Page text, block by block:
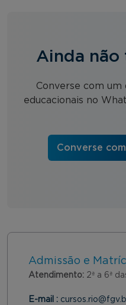
Ainda não
Converse com um
educacionais no
Converse
Admissão e
Atendimento: 2ª a 6ª
E-mail :